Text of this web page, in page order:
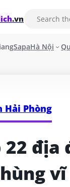
.vn
SapaHà Nội
Hải Phòng
22 địa
vĩ